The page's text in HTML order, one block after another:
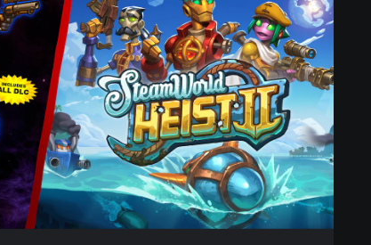
e
B
u
n
d
l
e